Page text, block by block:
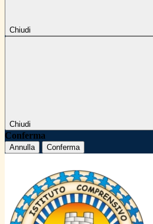
Chiudi
Chiudi
Conferma
Annulla Conferma